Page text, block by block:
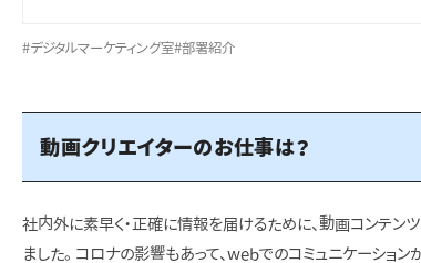
#デジタルマーケティング室#部署紹介
動画クリエイターのお仕事は？
社内外に素早く・正確に情報を届けるために、動画コンテン
ました。 コロナの影響もあって、webでのコミュニケーショ